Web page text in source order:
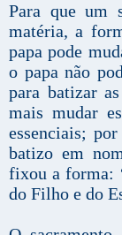
Para que um
matéria, a
papa pode
o papa não
para batizar
mais mudar
essenciais;
batizo em
fixou a forma:
do Filho e do